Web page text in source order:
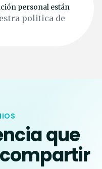
personal están
politica de
que